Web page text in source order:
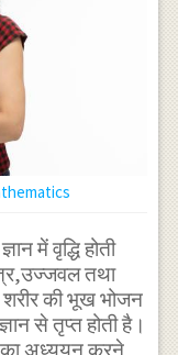
में वृद्धि होती
तथा
शरीर की भूख भोजन
से तृप्त होती है।